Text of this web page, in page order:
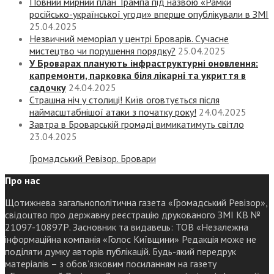
російсько-української угоди» вперше опублікували в ЗМІ
25.04.2025
Незвичний меморіал у центрі Броварів. Сучасне
мистецтво чи порушення порядку? 25.04.2025
У Броварах планують інфраструктурні оновлення:
капремонти, парковка біля лікарні та укриття в
садочку 24.04.2025
Страшна ніч у столиці! Київ оговтується після
наймасштабнішої атаки з початку року! 24.04.2025
Завтра в Броварській громаді вимикатимуть світло
23.04.2025
Громадський Ревізор. Бровари
Про нас
Щотижнева загальнополітична газета «Громадський Ревізор»,
свідоцтво про державну реєстрацію друкованого ЗМІ КВ №
21097-10897Р. Засновник та видавець: ТОВ «Незалежна
інформаційна компанія «Голос Київщини» Редакція може не
поділяти думку авторів публікацій. Будь-який передрук
матеріалів – з обов’язковим посиланням на газету